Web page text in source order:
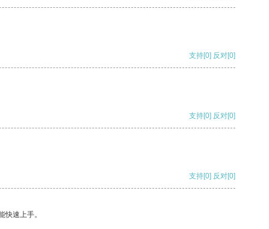
支持[0] 反对[0]
支持[0] 反对[0]
支持[0] 反对[0]
速上手。